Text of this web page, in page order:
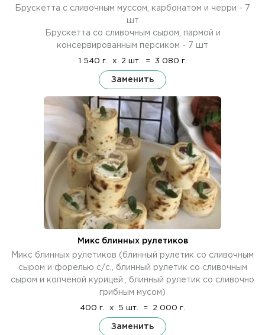
Брускетта с сливочным муссом, карбонатом и черри - 7
шт
Брускетта со сливочным сыром, пармой и
консервированным персиком - 7 шт
1 540 г. x 2 шт. = 3 080 г.
Заменить
Микс блинных рулетиков
Микс блинных рулетиков (блинный рулетик со сливочным
сыром и форелью с/с., блинный рулетик со сливочным
сыром и копченой курицей., блинный рулетик со сливочно
грибным мусом)
400 г. x 5 шт. = 2 000 г.
Заменить